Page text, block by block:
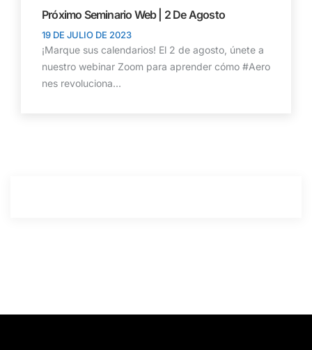
Próximo Seminario Web | 2 De Agosto
19 DE JULIO DE 2023
¡Marque sus calendarios! El 2 de agosto, únete a
nuestro webinar Zoom para aprender cómo #Aero
nes revoluciona...